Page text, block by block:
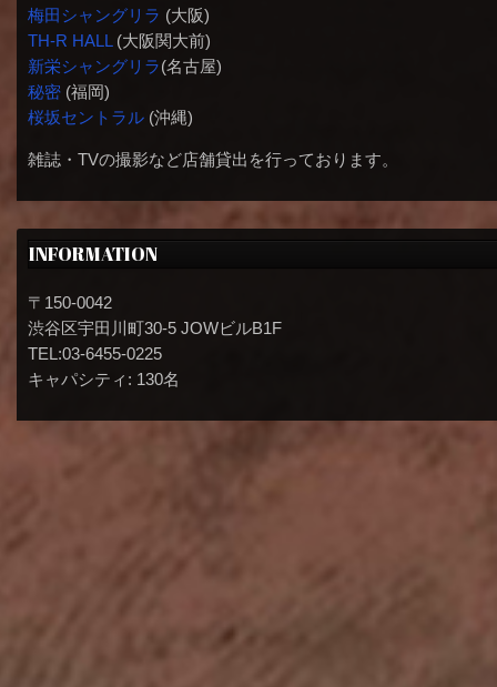
梅田シャングリラ (大阪)
TH-R HALL(大阪関大前)
新栄シャングリラ(名古屋)
秘密(福岡)
桜坂セントラル(沖縄)
雑誌・TVの撮影など店舗貸出を行っております。
INFORMATION
〒150-0042
渋谷区宇田川町30-5 JOWビルB1F
TEL:03-6455-0225
キャパシティ: 130名